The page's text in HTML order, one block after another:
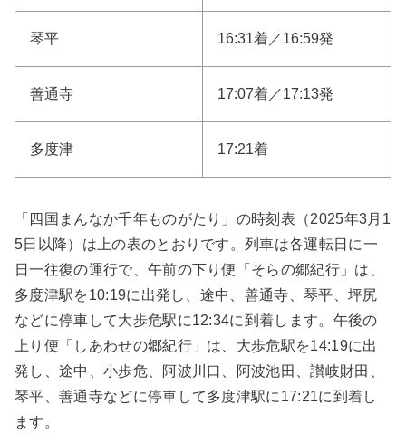
琴平 16:31着／16:59発
善通寺 17:07着／17:13発
多度津 17:21着
「四国まんなか千年ものがたり」の時刻表（2025年3月1
5日以降）は上の表のとおりです。列車は各運転日に一
日一往復の運行で、午前の下り便「そらの郷紀行」は、
多度津駅を10:19に出発し、途中、善通寺、琴平、坪尻
などに停車して大歩危駅に12:34に到着します。午後の
上り便「しあわせの郷紀行」は、大歩危駅を14:19に出
発し、途中、小歩危、阿波川口、阿波池田、讃岐財田、
琴平、善通寺などに停車して多度津駅に17:21に到着し
ます。